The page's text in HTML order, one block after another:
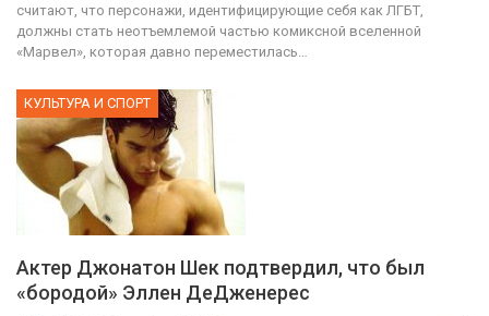
считают, что персонажи, идентифицирующие себя как ЛГБТ,
должны стать неотъемлемой частью комиксной вселенной
«Марвел», которая давно переместилась…
КУЛЬТУРА И СПОРТ
Актер Джонатон Шек подтвердил, что был
«бородой» Эллен ДеДженерес